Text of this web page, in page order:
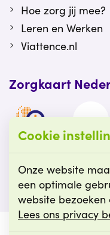
Hoe zorg jij mee?
Leren en Werken
Viattence.nl
Zorgkaart
Viattence is
Nederland.
© Viattence Cookie
Cookie
Onze website
een optimale
website bezoeken
Lees ons privacy